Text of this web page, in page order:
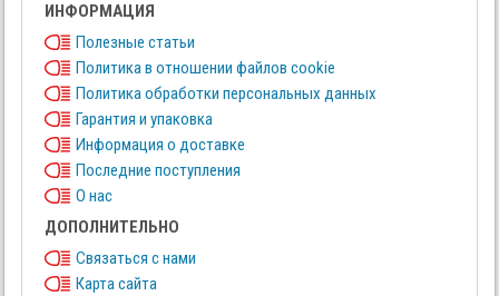
ИНФОРМАЦИЯ
Полезные статьи
Политика в отношении файлов cookie
Политика обработки персональных данных
Гарантия и упаковка
Информация о доставке
Последние поступления
О нас
ДОПОЛНИТЕЛЬНО
Связаться с нами
Карта сайта